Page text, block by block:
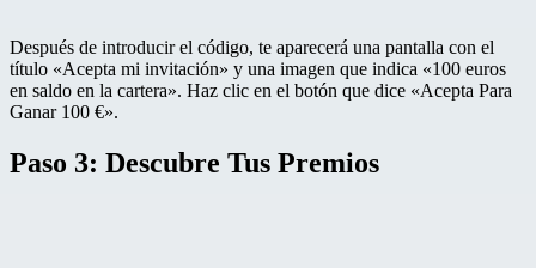
Después de introducir el código, te aparecerá una pantalla con el
título «Acepta mi invitación» y una imagen que indica «100 euros
en saldo en la cartera». Haz clic en el botón que dice «Acepta Para
Ganar 100 €».
Paso 3: Descubre Tus Premios